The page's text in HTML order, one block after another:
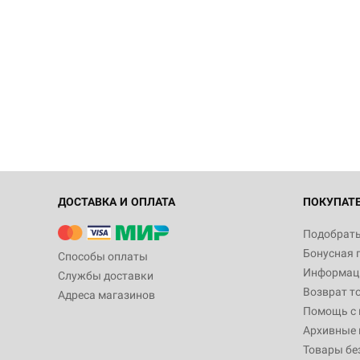
ДОСТАВКА И ОПЛАТА
Способы оплаты
Службы доставки
Адреса магазинов
Бонусная
Возврат
Помощь с
Архивные
Товары